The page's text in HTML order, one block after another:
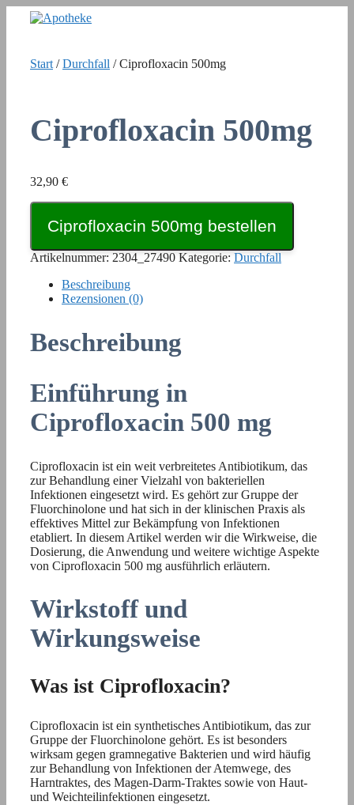
Inhalt
Start /Durchfall / Ciprofloxacin 500mg
Ciprofloxacin 500mg
32,90 €
Ciprofloxacin 500mg bestellen
Artikelnummer: 2304_27490 Kategorie: Durchfall
Beschreibung
Rezensionen (0)
Beschreibung
Einführung in
Ciprofloxacin 500 mg
Ciprofloxacin ist ein weit verbreitetes Antibiotikum, das
zur Behandlung einer Vielzahl von bakteriellen
Infektionen eingesetzt wird. Es gehört zur Gruppe der
Fluorchinolone und hat sich in der klinischen Praxis als
effektives Mittel zur Bekämpfung von Infektionen
etabliert. In diesem Artikel werden wir die Wirkweise, die
Dosierung, die Anwendung und weitere wichtige Aspekte
von Ciprofloxacin 500 mg ausführlich erläutern.
Wirkstoff und
Wirkungsweise
Was ist Ciprofloxacin?
Ciprofloxacin ist ein synthetisches Antibiotikum, das zur
Gruppe der Fluorchinolone gehört. Es ist besonders
wirksam gegen gramnegative Bakterien und wird häufig
zur Behandlung von Infektionen der Atemwege, des
Harntraktes, des Magen-Darm-Traktes sowie von Haut-
und Weichteilinfektionen eingesetzt.